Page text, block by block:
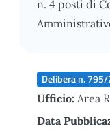
n. 4 posti di
Delibera n.
Ufficio: Area
Data